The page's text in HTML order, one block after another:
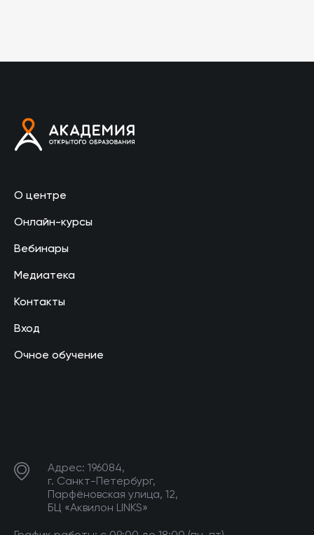
О центре
Онлайн-курсы
Вебинары
Медиатека
Контакты
Вход
Очное обучение
Адрес: 196084,
г. Санкт-Петербург,
Парфёновская улица, 12,
БЦ «Аквилон LINKS»